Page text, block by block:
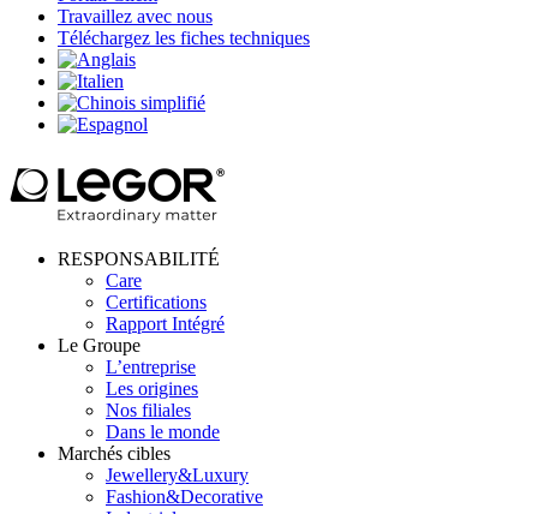
Travaillez avec nous
Téléchargez les fiches techniques
RESPONSABILITÉ
Care
Certifications
Rapport Intégré
Le Groupe
L’entreprise
Les origines
Nos filiales
Dans le monde
Marchés cibles
Jewellery&Luxury
Fashion&Decorative